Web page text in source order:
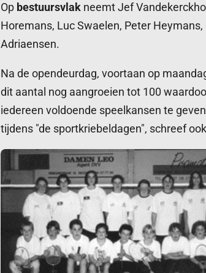
Op bestuursvlak neemt Jef
Horemans, Luc Swaelen, Peter
Adriaensen.
Na de opendeurdag, voortaan op
dit aantal nog aangroeien tot 100
iedereen voldoende speelkansen te
tijdens "de sportkriebeldagen", schreef